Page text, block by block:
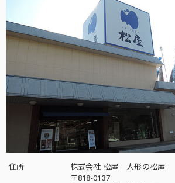
気付きの点がござましたら、何
けください。どうぞ宜しくお願
す。
2025/04/16
飾りたい場所にぴったりのサイズでとて
届きました。子供も興味津々でとても嬉
寧に梱包されてあったので安心できまし
いました。
住所
株式会社 松屋 人形の松屋
〒818-0137